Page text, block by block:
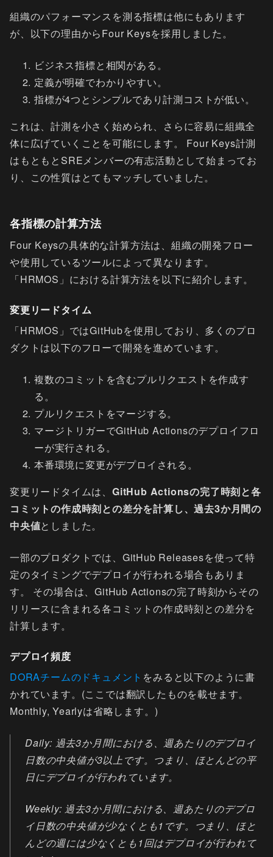
組織のパフォーマンスを測る指標は他にもあります
が、以下の理由からFour Keysを採用しました。
ビジネス指標と相関がある。
定義が明確でわかりやすい。
指標が4つとシンプルであり計測コストが低い。
これは、計測を小さく始められ、さらに容易に組織全
体に広げていくことを可能にします。 Four Keys計測
はもともとSREメンバーの有志活動として始まってお
り、この性質はとてもマッチしていました。
各指標の計算方法
Four Keysの具体的な計算方法は、組織の開発フロー
や使用しているツールによって異なります。
「HRMOS」における計算方法を以下に紹介します。
変更リードタイム
「HRMOS」ではGitHubを使用しており、多くのプロ
ダクトは以下のフローで開発を進めています。
複数のコミットを含むプルリクエストを作成す
る。
プルリクエストをマージする。
マージトリガーでGitHub Actionsのデプロイフロ
ーが実行される。
本番環境に変更がデプロイされる。
変更リードタイムは、 GitHub Actionsの完了時刻と各
コミットの作成時刻との差分を計算し、過去3か月間の
中央値としました。
一部のプロダクトでは、GitHub Releasesを使って特
定のタイミングでデプロイが行われる場合もありま
す。 その場合は、GitHub Actionsの完了時刻からその
リリースに含まれる各コミットの作成時刻との差分を
計算します。
デプロイ頻度
DORAチームのドキュメント をみると以下のように書
かれています。(ここでは翻訳したものを載せます。
Monthly, Yearlyは省略します。)
Daily: 過去3か月間における、週あたりのデプロイ
日数の中央値が3以上です。つまり、ほとんどの平
日にデプロイが行われています。
Weekly: 過去3か月間における、週あたりのデプロ
イ日数の中央値が少なくとも1です。つまり、ほと
んどの週には少なくとも1回はデプロイが行われて